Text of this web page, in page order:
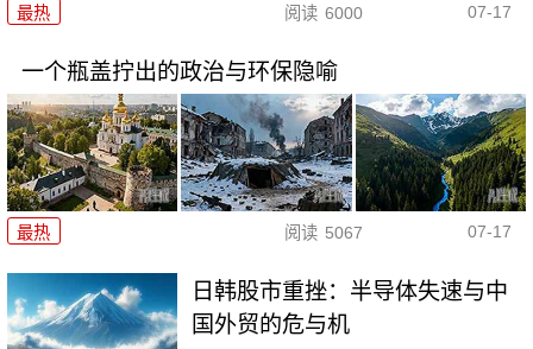
最热 阅读 6000 07-17
一个瓶盖拧出的政治与环保隐喻
最热 阅读 5067 07-17
日韩股市重挫：半导体失速与中
国外贸的危与机